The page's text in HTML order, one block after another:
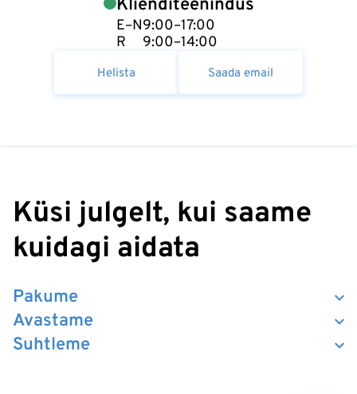
Klienditeenindus
E–N
R
9:00–17:00
9:00–14:00
Helista Saada email
Küsi julgelt, kui saame
kuidagi aidata
Suhtleme
Pakume
Avastame